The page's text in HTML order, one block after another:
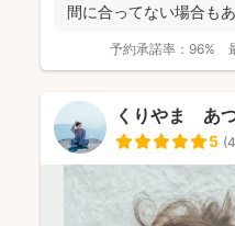
間に合ってない場合も
予約承諾率： 96%
くりやま あ
5 (